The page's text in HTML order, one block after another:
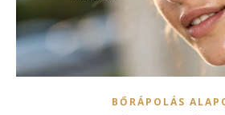
BŐRÁPOLÁS